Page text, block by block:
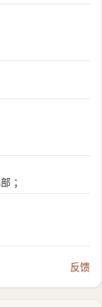
；
反馈